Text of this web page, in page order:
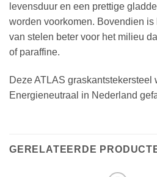
levensduur en een prettige
worden voorkomen. Bovendien
van stelen beter voor het milieu
of paraffine.
Deze ATLAS graskantstekersteel
Energieneutraal in Nederland
GERELATEERDE